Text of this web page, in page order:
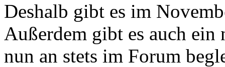
Deshalb gibt es im
Außerdem gibt es auch ein
nun an stets im Forum